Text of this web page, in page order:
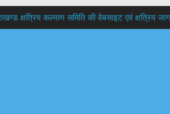
क्षत्रिय कल्याण समिति की वेबसाइट एवं क्षत्रिय
तिरंगा यात्रा कार्यक्रम में किया प्रतिभाग,मुख्यमंत्री